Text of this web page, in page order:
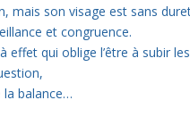
mais son visage est sans
et congruence.
effet qui oblige l’être à subir
la balance…